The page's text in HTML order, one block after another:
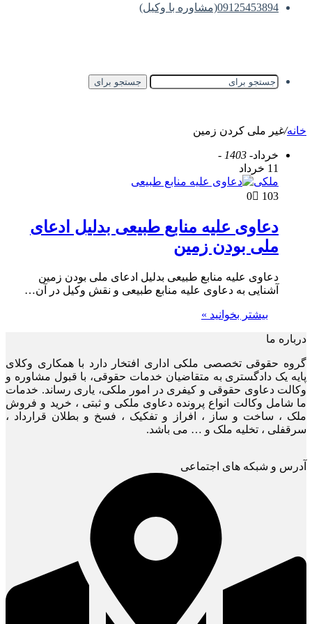
09125453894(مشاوره با وکیل)
جستجو برای
خانه/غیر ملی کردن زمین
خرداد- 1403 -
11 خرداد
ملکی
0
103
دعاوی علیه منابع طبیعی بدلیل ادعای
ملی بودن زمین
دعاوی علیه منابع طبیعی بدلیل ادعای ملی بودن زمین
آشنایی به دعاوی علیه منابع طبیعی و نقش وکیل در آن…
بیشتر بخوانید »
درباره ما
گروه حقوقی تخصصی ملکی اداری افتخار دارد با همکاری وکلای
پایه یک دادگستری به متقاضیان خدمات حقوقی، با قبول مشاوره و
وکالت دعاوی حقوقی و کیفری در امور ملکی، یاری رساند. خدمات
ما شامل وکالت انواع پرونده دعاوی ملکی و ثبتی ، خرید و فروش
ملک ، ساخت و ساز ، افراز و تفکیک ، فسخ و بطلان قرارداد ،
سرقفلی ، تخلیه ملک و … می باشد.
آدرس و شبکه های اجتماعی